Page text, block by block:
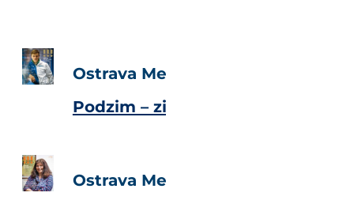
Ostrava Metropolitan Magazine
Podzim – zima 2016
Ostrava Metropolitan Magazine